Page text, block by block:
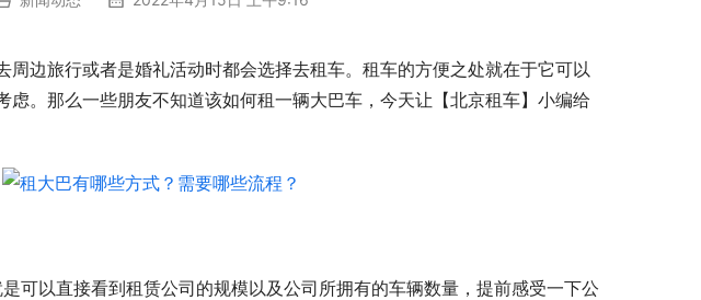
周边旅行或者是婚礼活动时都会选择去租车。租车的方便之处就在于它可以
虑。那么一些朋友不知道该如何租一辆大巴车，今天让【北京租车】小编给
是可以直接看到租赁公司的规模以及公司所拥有的车辆数量，提前感受一下公